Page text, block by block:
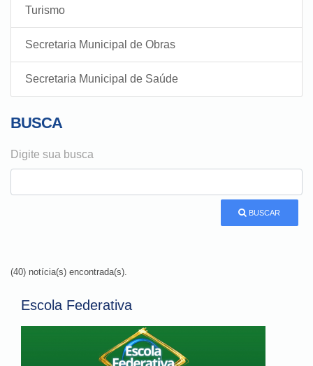
Turismo
Secretaria Municipal de Obras
Secretaria Municipal de Saúde
BUSCA
Digite sua busca
BUSCAR
(40) notícia(s) encontrada(s).
Escola Federativa